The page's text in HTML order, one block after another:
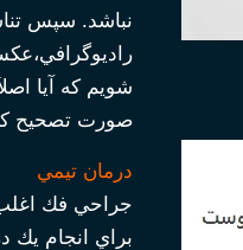
نباشد. سپس
شويم كه آيا
صورت تصحيح
درمان تيمي
جراحي فك
براي انجام يك